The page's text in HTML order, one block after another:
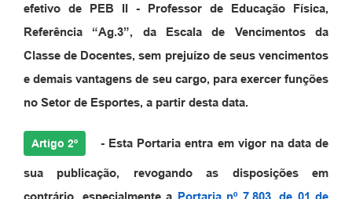
efetivo de PEB II - Professor de Educação Física,
Referência “Ag.3”, da Escala de Vencimentos da
Classe de Docentes, sem prejuízo de seus vencimentos
e demais vantagens de seu cargo, para exercer funções
no Setor de Esportes, a partir desta data.
Artigo 2º - Esta Portaria entra em vigor na data de
sua publicação, revogando as disposições em
contrário, especialmente a Portaria nº 7.803, de 01 de